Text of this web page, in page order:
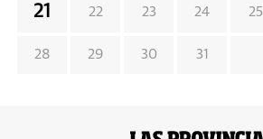
21 22 23 24 25
28 29 30 31